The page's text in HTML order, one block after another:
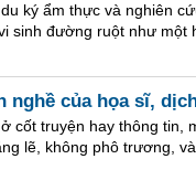
ký ẩm thực và nghiên
sinh đường ruột như một
nghề của họa sĩ,
cốt truyện hay thông tin,
lẽ, không phô trương,